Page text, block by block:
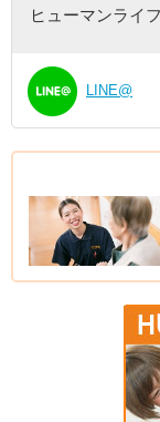
ヒューマンライ
LINE@